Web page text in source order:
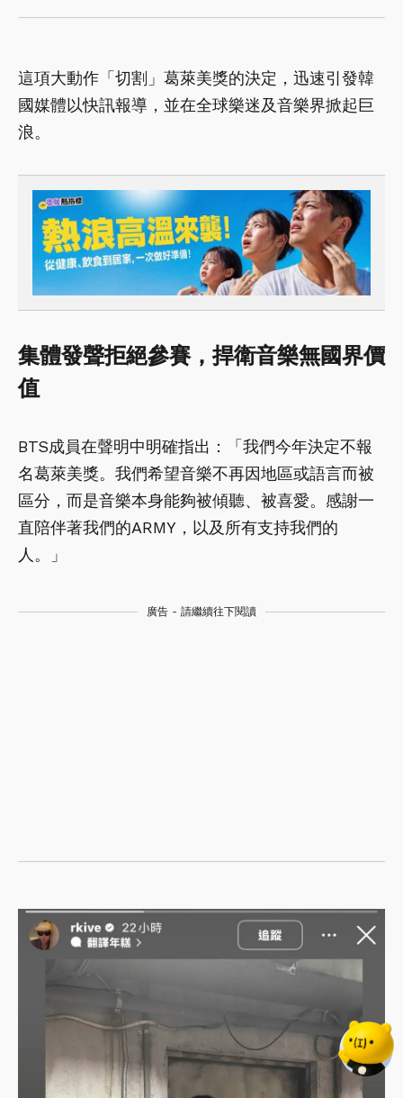
這項大動作「切割」葛萊美獎的決定，迅速引發韓
國媒體以快訊報導，並在全球樂迷及音樂界掀起巨
浪。
集體發聲拒絕參賽，捍衛音樂無國界價
值
BTS成員在聲明中明確指出：「我們今年決定不報
名葛萊美獎。我們希望音樂不再因地區或語言而被
區分，而是音樂本身能夠被傾聽、被喜愛。感謝一
直陪伴著我們的ARMY，以及所有支持我們的
人。」
廣告 - 請繼續往下閱讀